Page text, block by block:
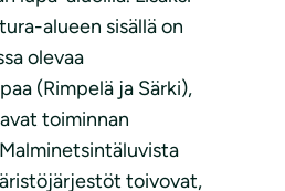
alueen sisällä on
olevaa
(Rimpelä ja Särki),
toiminnan
toivovat,